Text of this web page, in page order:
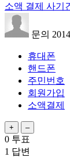
소액 결제 사기
문의
휴대폰
핸드폰
주민번호
회원가입
소액결제
0 투표
1 답변